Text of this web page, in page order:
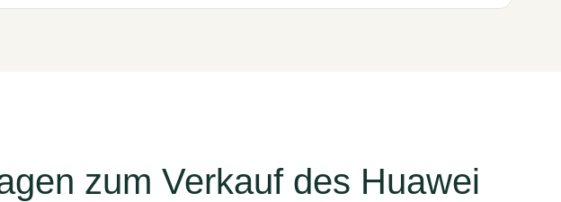
zum Verkauf des Huawei